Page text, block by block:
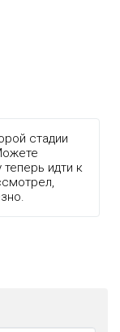
стадии
идти к